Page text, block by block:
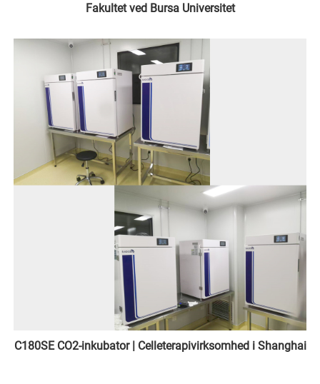
Fakultet ved Bursa Universitet
C180SE CO2-inkubator | Celleterapivirksomhed i Shanghai